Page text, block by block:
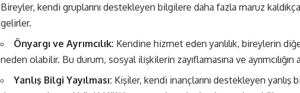
Bireyler, kendi gruplarını destekleyen bilgilere daha fazla maruz
gelirler.
Önyargı ve Ayrımcılık: Kendine hizmet eden yanlılık, bireylerin
neden olabilir. Bu durum, sosyal ilişkilerin zayıflamasına ve ayrımcılığın
Yanlış Bilgi Yayılması: Kişiler, kendi inançlarını destekleyen